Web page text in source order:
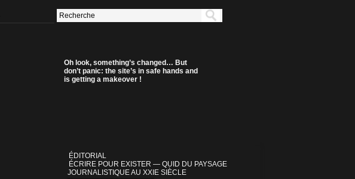
Oh look, something’s changed… But
don’t panic: the site’s in safe hands and
is getting a makeover !
ÉDITORIAL
ÉCRIRE POUR EXISTER — QUID DU PAYSAGE
JOURNALISTIQUE AU XXIE SIÈCLE